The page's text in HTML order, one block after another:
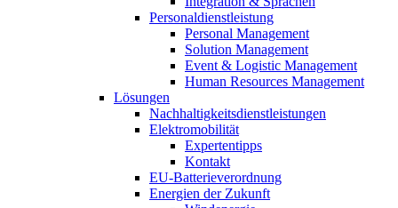
Personaldienstleistung
Personal Management
Solution Management
Event & Logistic Management
Human Resources Management
Lösungen
Nachhaltigkeitsdienstleistungen
Elektromobilität
Expertentipps
Kontakt
EU-Batterieverordnung
Energien der Zukunft